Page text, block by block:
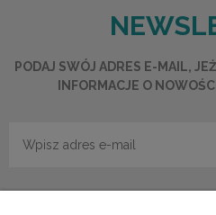
PODAJ SWÓJ ADRES E-MAIL,
INFORMACJE O